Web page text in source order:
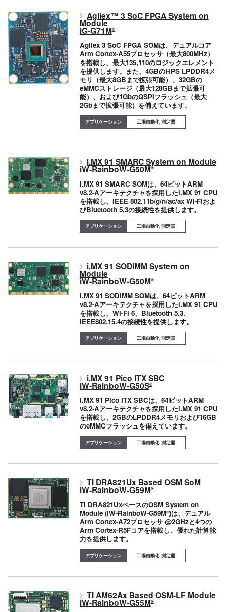
Agilex™ 3 SoC FPGA System on
Module
iG-G71M®
Agilex 3 SoC FPGA SOMは、デュアルコア
Arm Cortex-A55プロセッサ（最大800MHz）
を搭載し、最大135,110のロジックエレメント
を提供します。また、4GBのHPS LPDDR4メ
モリ（最大8GBまで拡張可能）、32GBの
eMMCストレージ（最大128GBまで拡張可
能）、および1GbのQSPIフラッシュ（最大
2Gbまで拡張可能）を備えています。
工場自動化, 測定器
i.MX 91 SMARC System on Module
iW-RainboW-G50M®
i.MX 91 SMARC SOMは、64ビットARM
v8.2-Aアーキテクチャを採用したi.MX 91 CPU
を搭載し、IEEE 802.11b/g/n/ac/ax Wi-Fiおよ
びBluetooth 5.3の接続性を提供します。
工場自動化, 測定器
i.MX 91 SODIMM System on
Module
iW-RainboW-G50M®
i.MX 91 SODIMM SOMは、64ビットARM
v8.2-Aアーキテクチャを採用したi.MX 91 CPU
を搭載し、Wi-Fi 6、Bluetooth 5.3、
IEEE802.15.4の接続性を提供します。
工場自動化, 測定器
i.MX 91 Pico ITX SBC
iW-RainboW-G50S®
i.MX 91 Pico ITX SBCは、64ビットARM
v8.2-Aアーキテクチャを採用したi.MX 91 CPU
を搭載し、2GBのLPDDR4メモリおよび16GB
のeMMCフラッシュを備えています。
工場自動化, 測定器
TI DRA821Ux Based OSM SoM
iW-RainboW-G59M®
TI DRA821UxベースのOSM System on
Module (iW-RainboW-G59M®)は、デュアル
Arm Cortex-A72プロセッサ @2GHzと4つの
Arm Cortex-R5Fコアを搭載し、優れた計算能
力を提供します。
工場自動化, 測定器
TI AM62Ax Based OSM-LF Module
iW-RainboW-G55M®